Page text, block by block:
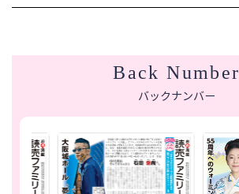
Back Number
バックナンバー